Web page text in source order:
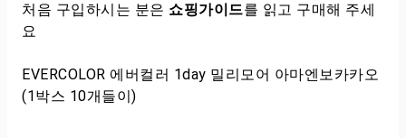
처음 구입하시는 분은 쇼핑가이드를 읽고 구매해 주세
요
EVERCOLOR 에버컬러 1day 밀리모어 아마엔보카카오
(1박스 10개들이)